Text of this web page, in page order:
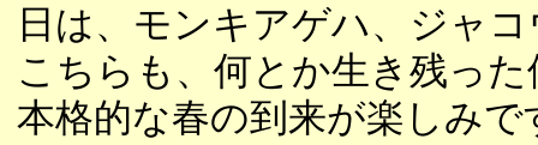
日は、モンキアゲハ、ジャ
こちらも、何とか生き残っ
本格的な春の到来が楽しみで